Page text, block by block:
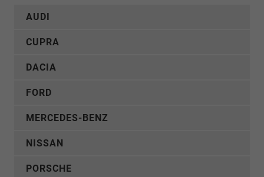
AUDI
CUPRA
DACIA
FORD
MERCEDES-BENZ
NISSAN
PORSCHE